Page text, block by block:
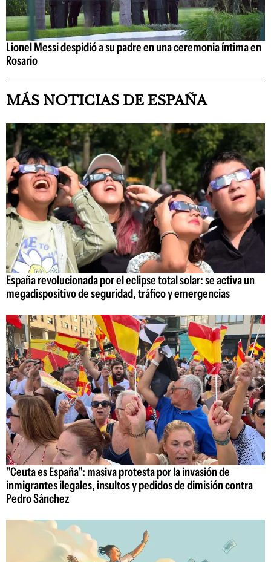
Lionel Messi despidió a su padre en una ceremonia íntima en
Rosario
MÁS NOTICIAS DE ESPAÑA
España revolucionada por el eclipse total solar: se activa un
megadispositivo de seguridad, tráfico y emergencias
"Ceuta es España": masiva protesta por la invasión de
inmigrantes ilegales, insultos y pedidos de dimisión contra
Pedro Sánchez